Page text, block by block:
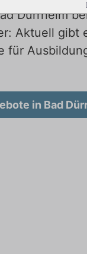
Dürrheim
Aktuell gibt
für
in Bad